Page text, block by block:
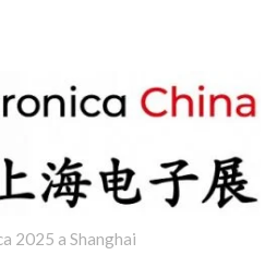
2025 a Shanghai